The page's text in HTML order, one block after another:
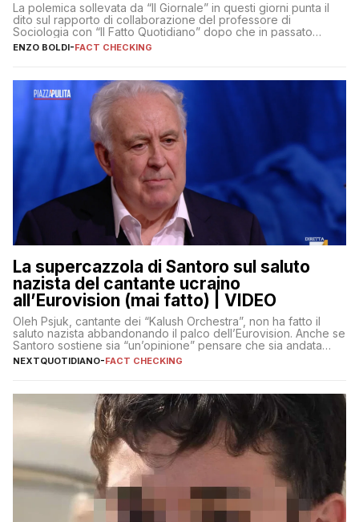
La polemica sollevata da “Il Giornale” in questi giorni punta il
dito sul rapporto di collaborazione del professore di
Sociologia con “Il Fatto Quotidiano” dopo che in passato
erano volati stracci
ENZO BOLDI-FACT CHECKING
La supercazzola di Santoro sul saluto
nazista del cantante ucraino
all’Eurovision (mai fatto) | VIDEO
Oleh Psjuk, cantante dei “Kalush Orchestra”, non ha fatto il
saluto nazista abbandonando il palco dell’Eurovision. Anche se
Santoro sostiene sia “un’opinione” pensare che sia andata
così
NEXTQUOTIDIANO-FACT CHECKING